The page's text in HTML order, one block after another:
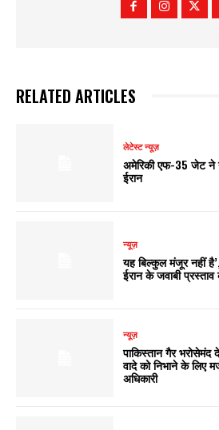
RELATED ARTICLES
लेटेस्ट न्यूज़
अमेरिकी एफ-35 जेट ने
ईरान
न्यूज़
यह बिल्कुल मंजूर नहीं
ईरान के जवाबी
न्यूज़
पाकिस्तान गैर
वादे को निभाने के लिए
अधिकारी